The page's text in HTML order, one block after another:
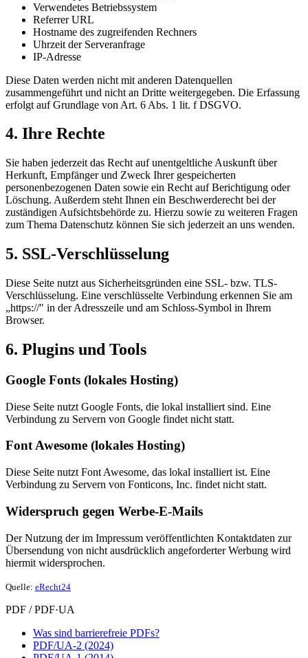
Verwendetes Betriebssystem
Referrer URL
Hostname des zugreifenden Rechners
Uhrzeit der Serveranfrage
IP-Adresse
Diese Daten werden nicht mit anderen Datenquellen
zusammengeführt und nicht an Dritte weitergegeben. Die Erfassung
erfolgt auf Grundlage von Art. 6 Abs. 1 lit. f DSGVO.
4. Ihre Rechte
Sie haben jederzeit das Recht auf unentgeltliche Auskunft über
Herkunft, Empfänger und Zweck Ihrer gespeicherten
personenbezogenen Daten sowie ein Recht auf Berichtigung oder
Löschung. Außerdem steht Ihnen ein Beschwerderecht bei der
zuständigen Aufsichtsbehörde zu. Hierzu sowie zu weiteren Fragen
zum Thema Datenschutz können Sie sich jederzeit an uns wenden.
5. SSL-Verschlüsselung
Diese Seite nutzt aus Sicherheitsgründen eine SSL- bzw. TLS-
Verschlüsselung. Eine verschlüsselte Verbindung erkennen Sie am
„https://" in der Adresszeile und am Schloss-Symbol in Ihrem
Browser.
6. Plugins und Tools
Google Fonts (lokales Hosting)
Diese Seite nutzt Google Fonts, die lokal installiert sind. Eine
Verbindung zu Servern von Google findet nicht statt.
Font Awesome (lokales Hosting)
Diese Seite nutzt Font Awesome, das lokal installiert ist. Eine
Verbindung zu Servern von Fonticons, Inc. findet nicht statt.
Widerspruch gegen Werbe-E-Mails
Der Nutzung der im Impressum veröffentlichten Kontaktdaten zur
Übersendung von nicht ausdrücklich angeforderter Werbung wird
hiermit widersprochen.
Quelle: eRecht24
PDF / PDF·UA
Was sind barrierefreie PDFs?
PDF/UA-2 (2024)